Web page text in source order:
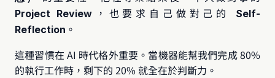
Project Review，也要求自己做對己的
Self-
Reflection 。
這種習慣在 AI 時代格外重要。當機器能幫我們完成 80%
的執行工作時，剩下的 20% 就全在於判斷力。